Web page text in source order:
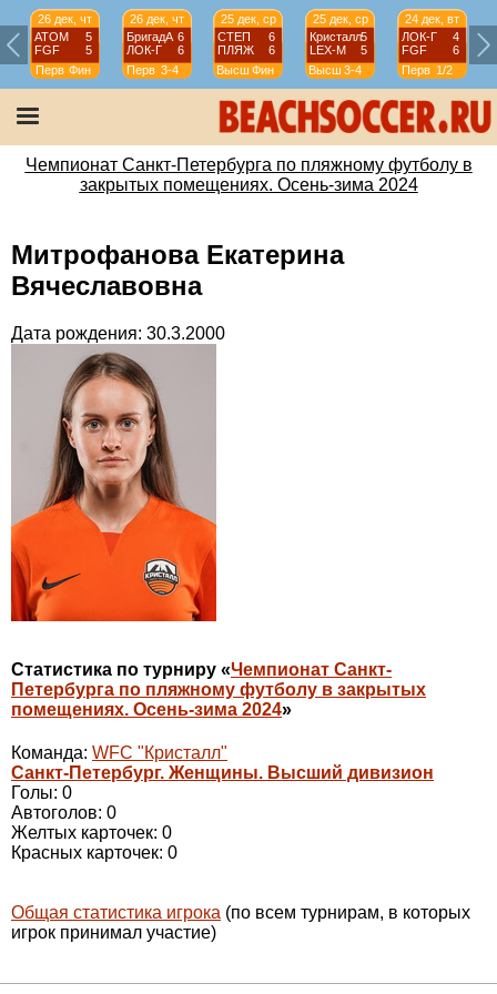
26 дек, чт
АТОМ
5
FGF
5
Перв Фин
26 дек, чт
БригадА 6
ЛОК-Г
6
Перв 3-4
25 дек, ср
СТЕП
6
ПЛЯЖ
6
Высш Фин
25 дек, ср
Кристалл5
LEX-М
5
Высш 3-4
24 дек, вт
ЛОК-Г
4
FGF
6
Перв 1/2
Чемпионат Санкт-Петербурга по пляжному футболу в
закрытых помещениях. Осень-зима 2024
Митрофанова Екатерина
Вячеславовна
Дата рождения: 30.3.2000
Статистика по турниру «Чемпионат Санкт-
Петербурга по пляжному футболу в закрытых
помещениях. Осень-зима 2024»
Команда: WFC "Кристалл"
Санкт-Петербург. Женщины. Высший дивизион
Голы: 0
Автоголов: 0
Желтых карточек: 0
Красных карточек: 0
Общая статистика игрока (по всем турнирам, в которых
игрок принимал участие)